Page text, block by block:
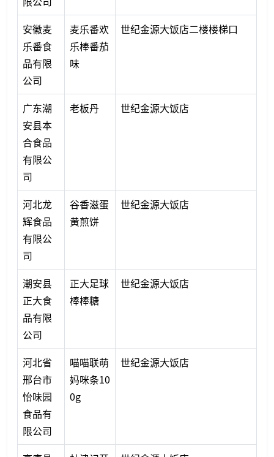
安徽麦
乐番食
品有限
公司
麦乐番欢
乐棒番茄
味
世纪金源大饭店二楼楼梯口
广东潮
安县本
合食品
有限公
司
老板丹 世纪金源大饭店
河北龙
辉食品
有限公
司
谷香滋蛋
黄煎饼
世纪金源大饭店
潮安县
正大食
品有限
公司
正大足球
棒棒糖
世纪金源大饭店
河北省
邢台市
怡味园
食品有
限公司
喵喵联萌
妈咪条10
0g
世纪金源大饭店